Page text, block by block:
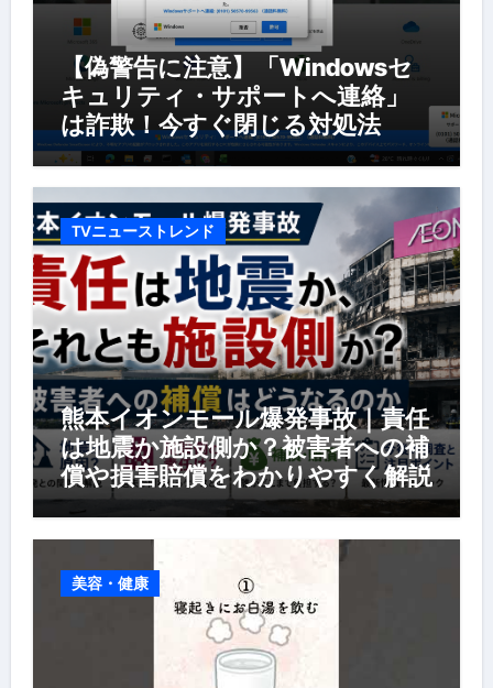
【偽警告に注意】「Windowsセ
キュリティ・サポートへ連絡」
は詐欺！今すぐ閉じる対処法
TVニューストレンド
熊本イオンモール爆発事故｜責任
は地震か施設側か？被害者への補
償や損害賠償をわかりやすく解説
美容・健康